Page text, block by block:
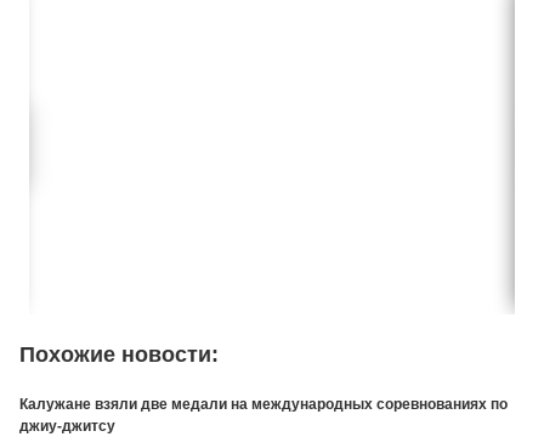
Похожие новости:
Калужане взяли две медали на международных соревнованиях по
джиу-джитсу